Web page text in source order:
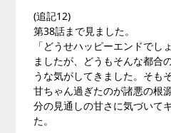
(追記12)
第38話まで見ました。
「どうせハッピーエンドでし
ましたが、どうもそんな都合
うな気がしてきました。そも
甘ちゃん過ぎたのが諸悪の根
分の見通しの甘さに気づいて
た。